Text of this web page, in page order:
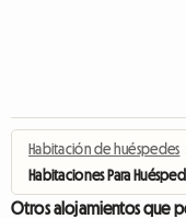
Habitación de huéspedes
Habitaciones Para
Otros alojamientos que